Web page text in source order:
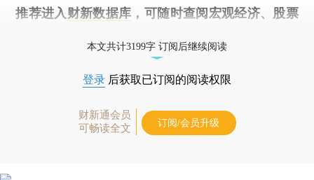
推荐进入 财新数据库 ，可随时查阅宏观经济、股票
本文共计3199字 订阅后继续阅读
登录 后获取已订阅的阅读权限
财新通会员
可畅读全文
订阅/会员升级